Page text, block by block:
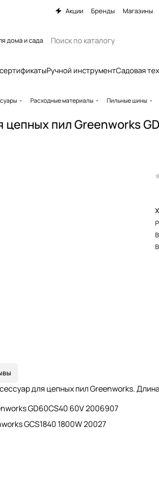
Акции Бренды Магазины
дома и сада
Ручной инструментСадовая
Расходные материалы Пильные шины
пил Greenworks
для цепных пил Greenworks.
GD60CS40 60V 2006907
GCS1840 1800W 20027